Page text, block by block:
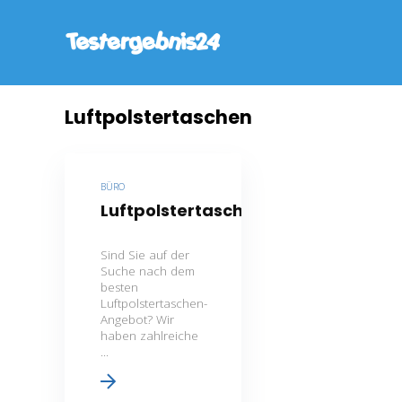
Luftpolstertaschen
BÜRO
Luftpolstertaschen
Sind Sie auf der
Suche nach dem
besten
Luftpolstertaschen-
Angebot? Wir
haben zahlreiche
...